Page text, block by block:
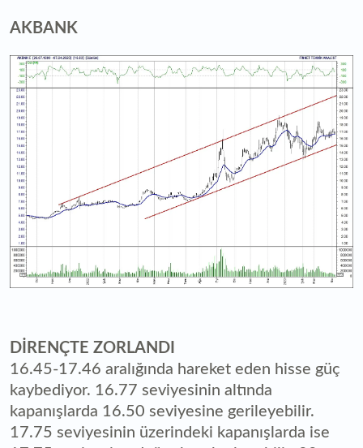
AKBANK
DİRENÇTE ZORLANDI
16.45-17.46 aralığında hareket eden hisse güç
kaybediyor. 16.77 seviyesinin altında
kapanışlarda 16.50 seviyesine gerileyebilir.
17.75 seviyesinin üzerindeki kapanışlarda ise